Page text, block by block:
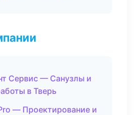
Сервис — Санузлы и
в Тверь
— Проектирование и